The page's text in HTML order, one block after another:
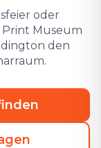
oder
Print Museum
den